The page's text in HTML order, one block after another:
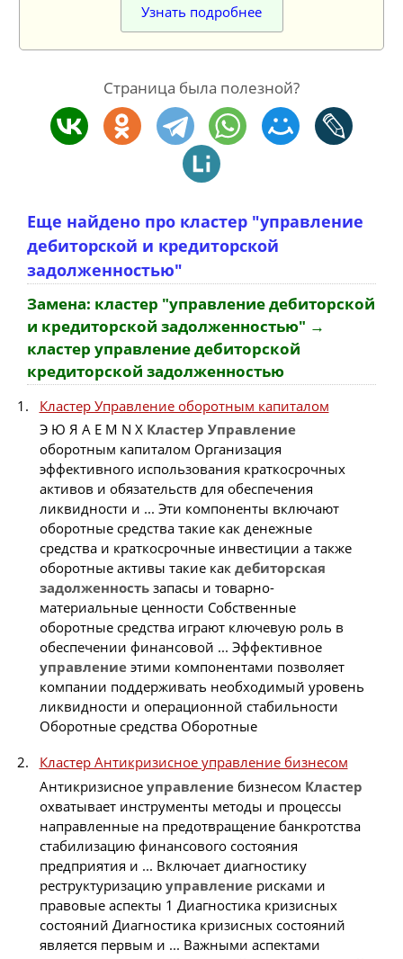
Узнать подробнее
Страница была полезной?
Еще найдено про кластер "управление
дебиторской и кредиторской
задолженностью"
Замена: кластер "управление дебиторской
и кредиторской задолженностью" →
кластер управление дебиторской
кредиторской задолженностью
Кластер Управление оборотным капиталом
Э Ю Я A E M N X Кластер Управление
оборотным капиталом Организация
эффективного использования краткосрочных
активов и обязательств для обеспечения
ликвидности и ... Эти компоненты включают
оборотные средства такие как денежные
средства и краткосрочные инвестиции а также
оборотные активы такие как дебиторская
задолженностьзапасы и товарно-
материальные ценности Собственные
оборотные средства играют ключевую роль в
обеспечении финансовой ... Эффективное
управлениеэтими компонентами позволяет
компании поддерживать необходимый уровень
ликвидности и операционной стабильности
Оборотные средства Оборотные
Кластер Антикризисное управление бизнесом
Антикризисное управлениебизнесом Кластер
охватывает инструменты методы и процессы
направленные на предотвращение банкротства
стабилизацию финансового состояния
предприятия и ... Включает диагностику
реструктуризацию управлениерисками и
правовые аспекты 1 Диагностика кризисных
состояний Диагностика кризисных состояний
является первым и ... Важными аспектами